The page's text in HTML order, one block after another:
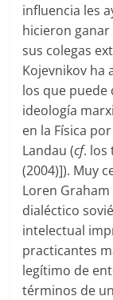
influencia les
hicieron
sus colegas
Kojevnikov ha
los que puede
ideología
en la Física
Landau (cf. los
(2004)]). Muy
Loren
dialéctico
intelectual
practicantes
legítimo de
términos de